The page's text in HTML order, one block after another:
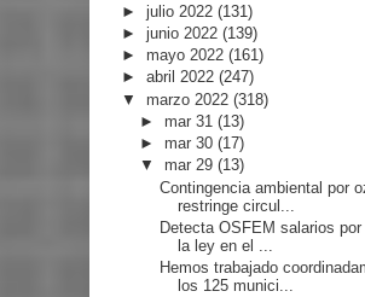
► julio 2022 (131)
► junio 2022 (139)
► mayo 2022 (161)
► abril 2022 (247)
▼ marzo 2022 (318)
► mar 31(13)
► mar 30(17)
▼ mar 29(13)
Contingencia ambiental por
restringe circul...
Detecta OSFEM salarios
la ley en el ...
Hemos trabajado
los 125 munici...